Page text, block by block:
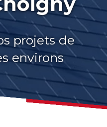
projets de
environs